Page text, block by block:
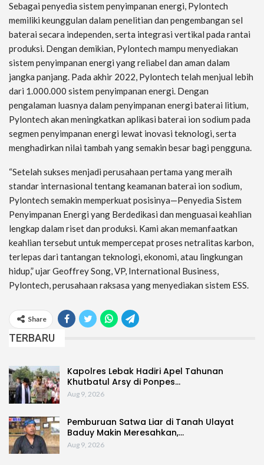
Sebagai penyedia sistem penyimpanan energi, Pylontech
memiliki keunggulan dalam penelitian dan pengembangan sel
baterai secara independen, serta integrasi vertikal pada rantai
produksi. Dengan demikian, Pylontech mampu menyediakan
sistem penyimpanan energi yang reliabel dan aman dalam
jangka panjang. Pada akhir 2022, Pylontech telah menjual lebih
dari 1.000.000 sistem penyimpanan energi. Dengan
pengalaman luasnya dalam penyimpanan energi baterai litium,
Pylontech akan meningkatkan aplikasi baterai ion sodium pada
segmen penyimpanan energi lewat inovasi teknologi, serta
menghadirkan nilai tambah yang semakin besar bagi pengguna.
“Setelah sukses menjadi perusahaan pertama yang meraih
standar internasional tentang keamanan baterai ion sodium,
Pylontech semakin memperkuat posisinya—Penyedia Sistem
Penyimpanan Energi yang Berdedikasi dan menguasai keahlian
lengkap dalam riset dan produksi. Kami akan memanfaatkan
keahlian tersebut untuk mempercepat proses netralitas karbon,
terlepas dari tantangan teknologi, ekonomi, atau lingkungan
hidup,” ujar Geoffrey Song, VP, International Business,
Pylontech, perusahaan raksasa yang menyediakan sistem ESS.
Share
TERBARU
Kapolres Lebak Hadiri Apel Tahunan
Khutbatul Arsy di Ponpes…
Aug 9, 2026
Pemburuan Satwa Liar di Tanah Ulayat
Baduy Makin Meresahkan,…
Aug 9, 2026